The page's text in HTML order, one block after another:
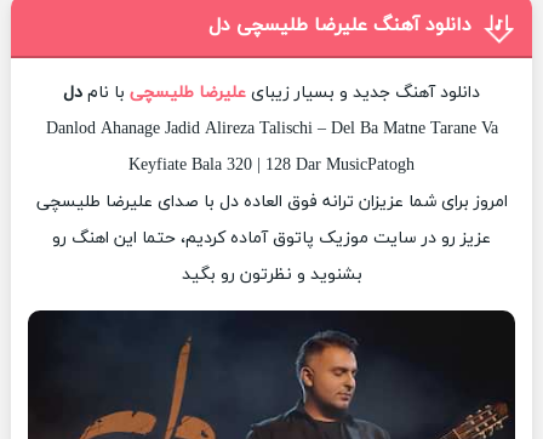
دانلود آهنگ علیرضا طلیسچی دل
دانلود آهنگ جدید و بسیار زیبای علیرضا طلیسچی با نام دل
Danlod Ahanage Jadid Alireza Talischi – Del Ba Matne Tarane Va
Keyfiate Bala 320 | 128 Dar MusicPatogh
امروز برای شما عزیزان ترانه فوق العاده دل با صدای علیرضا طلیسچی
عزیز رو در سایت موزیک پاتوق آماده کردیم، حتما این اهنگ رو
بشنوید و نظرتون رو بگید